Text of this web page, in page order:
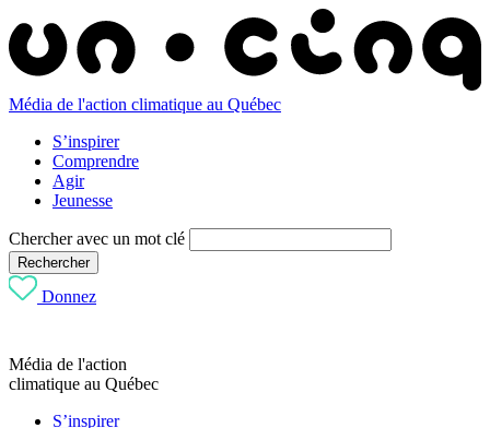
Média de l'action climatique au Québec
S’inspirer
Comprendre
Agir
Jeunesse
Chercher avec un mot clé
Rechercher
Donnez
Média de l'action
climatique au Québec
S’inspirer